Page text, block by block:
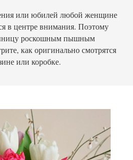
или юбилей любой женщине
в центре внимания. Поэтому
роскошным пышным
как оригинально смотрятся
или коробке.